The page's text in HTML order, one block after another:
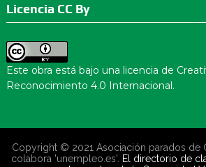
Licencia CC By
Este obra está bajo una licencia de
Reconocimiento 4.0 Internacional.
Copyright © 2021 Asociación parados de
colabora 'unempleo.es'. El directorio de